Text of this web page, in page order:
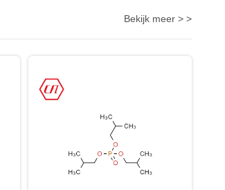
Bekijk meer > >